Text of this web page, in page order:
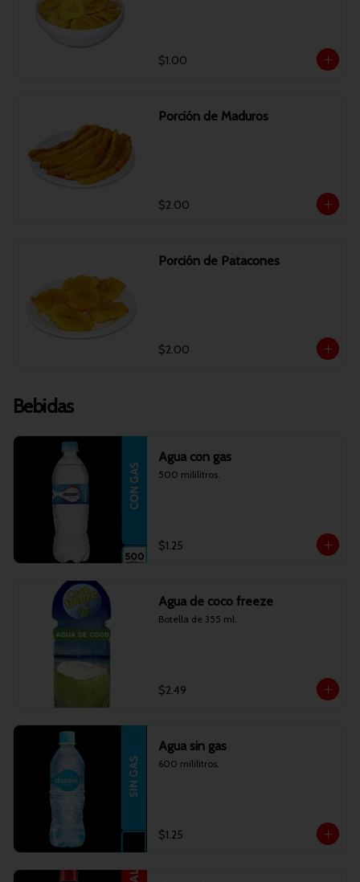
$1.00
Porción de Maduros
$2.00
Porción de Patacones
$2.00
Bebidas
Agua con gas
500 mililitros.
$1.25
Agua de coco freeze
Botella de 355 ml.
$2.49
Agua sin gas
600 mililitros.
$1.25